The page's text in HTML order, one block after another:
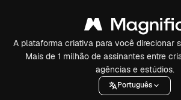
A plataforma criativa para você direcionar
Mais de 1 milhão de assinantes entre
agências e estúdios.
Português